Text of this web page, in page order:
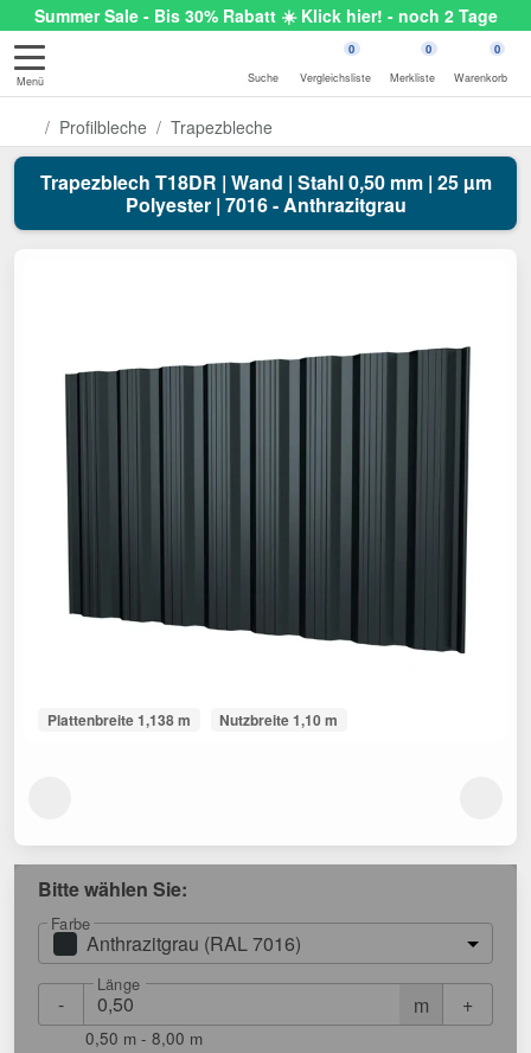
Summer Sale - Bis 30% Rabatt ☀️ Klick hier! - noch 2 Tage
Menü Suche
0
Vergleichsliste
0
Merkliste
0
Warenkorb
Profilbleche Trapezbleche
Trapezblech T18DR | Wand | Stahl 0,50 mm | 25 µm
Polyester | 7016 - Anthrazitgrau
Plattenbreite 1,138 m Nutzbreite 1,10 m
Bitte wählen Sie:
Farbe
Anthrazitgrau (RAL 7016)
- m
Länge
+
0,50 m - 8,00 m